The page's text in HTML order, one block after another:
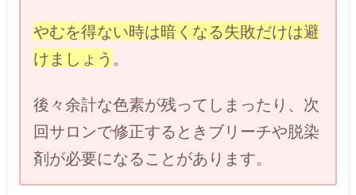
やむを得ない時は暗くなる失敗だけは避
けましょう 。
後々余計な色素が残ってしまったり、次
回サロンで修正するときブリーチや脱染
剤が必要になることがあります。